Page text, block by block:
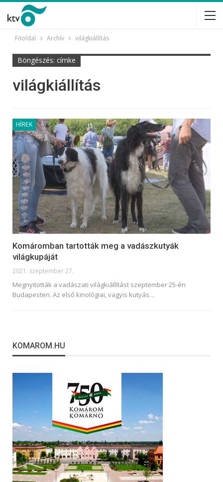
Főoldal Archív világkiállítás
Böngészés: címke
világkiállítás
HÍREK
Komáromban tartották meg a vadászkutyák
világkupáját
2021. szeptember 27.
Megnyitották a vadászati világkiállítást szeptember 25-én
Budapesten. Az első kinológiai, vagyis kutyás…
KOMAROM.HU